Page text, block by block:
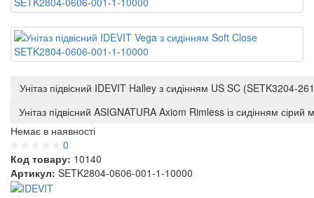
Унітаз підвісний IDEVIT Halley з сидінням US SC (SETK3204-
Унітаз підвісний ASIGNATURA Axiom Rimless із сидінням
Немає в наявності
0
Код товару: 10140
Артикул: SETK2804-0606-001-1-10000